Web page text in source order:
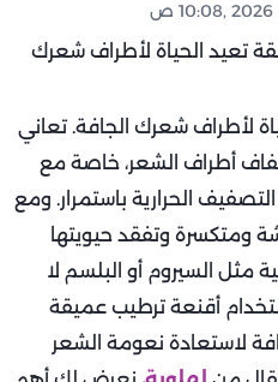
لأطراف شعرك الجافة. تعاني
أطراف الشعر، خاصة مع
الحرارية باستمرار. ومع
ومتكسرة وتفقد حيويتها
مثل السيروم أو البلسم لا
أقنعة ترطيب عميقة
لاستعادة نعومة الشعر